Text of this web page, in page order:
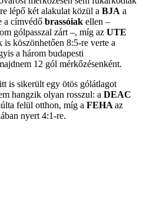
lépő két alakulat közül a BJA a
a címvédő brassóiak ellen –
gólpasszal zárt –, míg az UTE
köszönhetően 8:5-re verte a
a három budapesti
12 gól mérkőzésenként.
is sikerült egy ötös gólátlagot
hangzik olyan rosszul: a DEAC
felül otthon, míg a FEHA az
nyert 4:1-re.